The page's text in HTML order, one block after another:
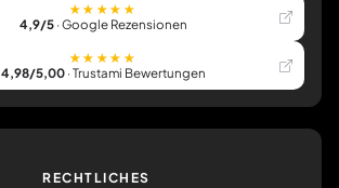
★★★★★
4,9/5· Google Rezensionen
★★★★★
4,98/5,00· Trustami Bewertungen
RECHTLICHES